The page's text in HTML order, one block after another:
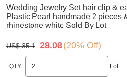
Wedding Jewelry Set hair clip &
Plastic Pearl handmade 2 pieces
rhinestone white Sold By Lot
US$ 35.1 28.08 (20% Off)
QTY: Lot